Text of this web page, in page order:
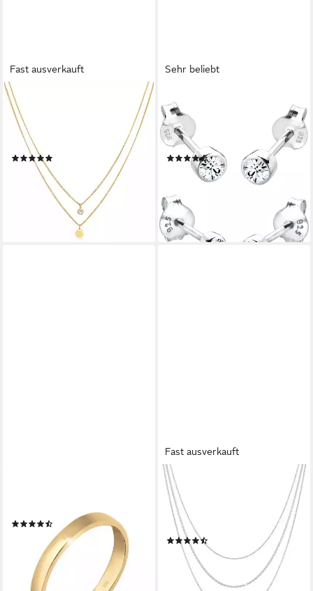
Fast ausverkauft
ELLI
Ketten-Set Layer Plättchen
mit Kristallen von Swarovski®
925 Silber, Plättchen
54,90 € UVP
lieferbar - in 3-4 Werktagen bei dir
Sehr beliebt
Paar Ohrstecker Elli Damen-
Ohrstecker 925er Silber 2
Kristall
(157)
39,90 €
lieferbar - in 3-4 Werktagen bei dir
Damen 925er Silber, Ehering
(7)
lieferbar - in 3-4 Werktagen bei dir
Fast ausverkauft
ELLI
Gliederkette Basic Layer
Lagen Look Trend Blogger
925 Silber
59,90 € UVP 119,00 €
lieferbar - in 3-4 Werktagen bei dir